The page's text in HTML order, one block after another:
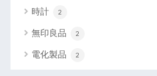
時計 2
無印良品 2
電化製品 2